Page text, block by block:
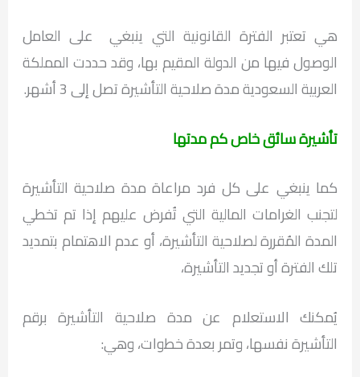
هي تعتبر الفترة القانونية التي ينبغي على العامل
الوصول فيها من الدولة المقيم بها، وقد حددت المملكة
العربية السعودية مدة صلاحية التأشيرة تصل إلى 3 أشهر.
تأشيرة سائق خاص كم مدتها
كما ينبغي على كل فرد مراعاة مدة صلاحية التأشيرة
لتجنب الغرامات المالية التي تُفرض عليهم إذا تم تخطي
المدة المُقررة لصلاحية التأشيرة، أو عدم الاهتمام بتمديد
تلك الفترة أو تجديد التأشيرة،
يُمكنك الاستعلام عن مدة صلاحية التأشيرة برقم
التأشيرة نفسها، وتمر بعدة خطوات، وهي: